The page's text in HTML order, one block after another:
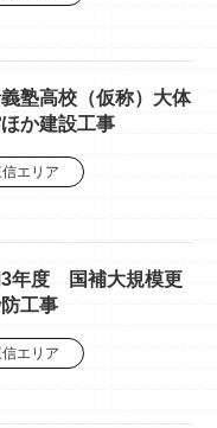
塾高校（仮称）大体
か建設工事
エリア
年度 国補大規模更
工事
エリア